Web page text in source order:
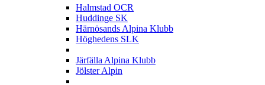
Halmstad OCR
Huddinge SK
Härnösands Alpina Klubb
Höghedens SLK
Järfälla Alpina Klubb
Jölster Alpin